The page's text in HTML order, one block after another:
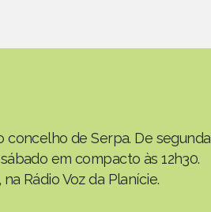
concelho de Serpa. De segunda
em compacto às 12h30.
Rádio Voz da Planície.